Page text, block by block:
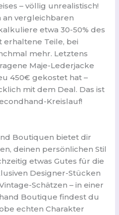
– völlig unrealistisch!
an vergleichbaren
etwa 30-50% des
Teile, bei
mehr. Letztens
Maje-Lederjacke
450€ gekostet hat –
mit dem Deal. Das ist
Kreislauf!
Boutiquen bietet dir
deinen persönlichen Stil
etwas Gutes für die
Designer-Stücken
Schätzen – in einer
Boutique findest du
echten Charakter